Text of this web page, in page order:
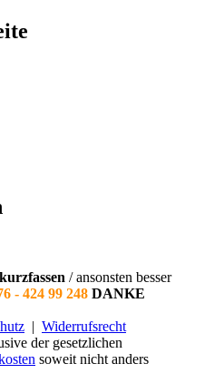
/ ansonsten besser
- 424 99 248 DANKE
| Widerrufsrecht
der gesetzlichen
soweit nicht anders